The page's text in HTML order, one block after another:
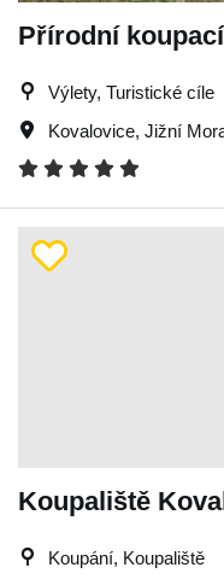
Přírodní
Výlety, Turistické cíle
Kovalovice, Jižní
Koupaliště
Koupání, Koupaliště